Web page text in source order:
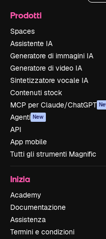
Prodotti
Spaces
Assistente IA
Generatore di immagini IA
Generatore di video IA
Sintetizzatore vocale IA
Contenuti stock
MCP per Claude/ChatGPT
Agenti New
API
App mobile
Tutti gli strumenti Magnific
Inizia
Academy
Documentazione
Assistenza
Termini e condizioni